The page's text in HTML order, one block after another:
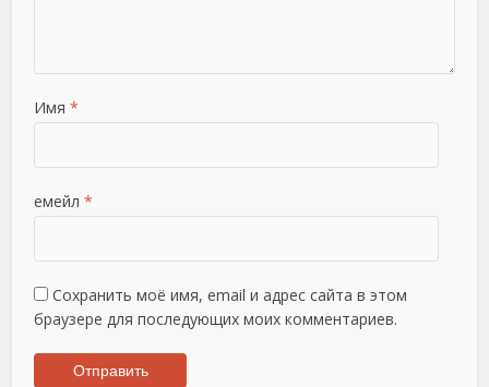
Имя *
емейл *
Сохранить моё имя, email и адрес сайта в этом
браузере для последующих моих комментариев.